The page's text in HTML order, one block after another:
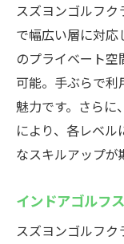
スズヨンゴルフ
で幅広い層に対応
のプライベート
可能。手ぶらで
魅力です。さら
により、各レベ
なスキルアップが
インドアゴルフ
スズヨンゴルフ